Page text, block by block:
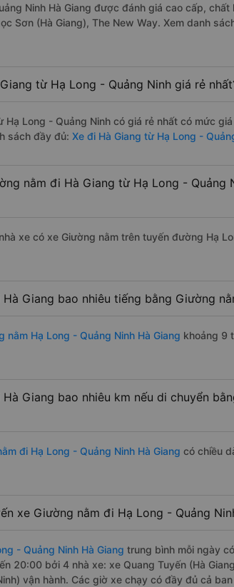
Ninh Hà Giang được đánh giá cao cấp,
Sơn (Hà Giang), The New Way. Xem danh
từ Hạ Long - Quảng Ninh giá rẻ
Hạ Long - Quảng Ninh có giá rẻ nhất có mức
sách đầy đủ: Xe đi Hà Giang từ Hạ Long -
nằm đi Hà Giang từ Hạ Long - Quảng
xe có xe Giường nằm trên tuyến đường Hạ
Giang bao nhiêu tiếng bằng Giường
nằm Hạ Long - Quảng Ninh Hà Giang khoảng 9
Giang bao nhiêu km nếu di chuyển
đi Hạ Long - Quảng Ninh Hà Giang có chiều
xe Giường nằm đi Hạ Long - Quảng
- Quảng Ninh Hà Giang trung bình mỗi ngày
20:00 bởi 4 nhà xe: xe Quang Tuyến (Hà
vận hành. Các giờ xe chạy có đầy đủ cả